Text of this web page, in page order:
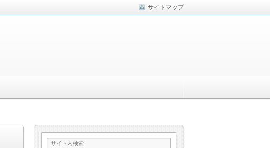
サイトマップ